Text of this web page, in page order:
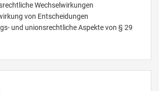
Wechselwirkungen
von Entscheidungen
und unionsrechtliche Aspekte von § 29